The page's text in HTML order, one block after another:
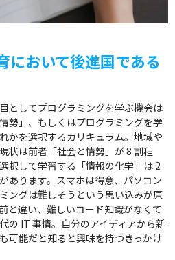
において後進国である
としてプログラミングを学ぶ機会は
勢」、もしくはプログラミングを学
かを選択するカリキュラム。地域や
状は前者「社会と情勢」が 8 割程
択して学習する「情報の化学」は 2
あります。スマホは得意、パソコン
ングは難しそうという思い込みが原
と違い、難しいコード知識がなくて
の IT 事情。自分のアイディアから新
可能だと知ると興味を持つきっかけ